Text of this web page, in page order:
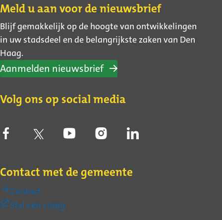
Contact
Meld u aan voor de nieuwsbrief
Blijf gemakkelijk op de hoogte van ontwikkelingen
in uw stadsdeel en de belangrijkste zaken van Den
Haag.
Aanmelden nieuwsbrief
Volg ons op social media
Contact met de gemeente
Contact
Stel een vraag